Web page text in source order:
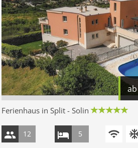
ab
Ferienhaus in Split - Solin
12 5